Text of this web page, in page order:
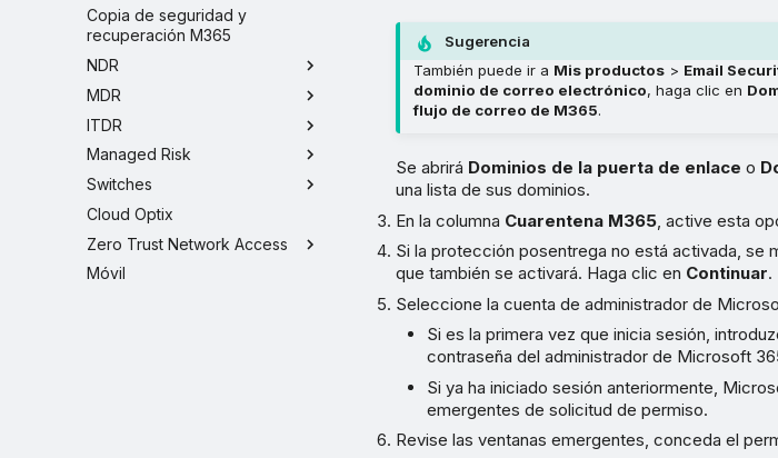
Copia de seguridad y
recuperación M365
NDR
MDR
ITDR
Managed Risk
Switches
Cloud Optix
Zero Trust Network Access
Móvil
Sugerencia
También puede ir a Mis productos > Email
dominio de correo electrónico, haga clic en
flujo de correo de M365.
Se abrirá Dominios de la puerta de enlace o
una lista de sus dominios.
En la columna Cuarentena M365 , active esta
Si la protección posentrega no está activada, se
que también se activará. Haga clic en Continuar.
Seleccione la cuenta de administrador de
Si es la primera vez que inicia sesión,
contraseña del administrador de Microsoft
Si ya ha iniciado sesión anteriormente,
emergentes de solicitud de permiso.
Revise las ventanas emergentes, conceda el